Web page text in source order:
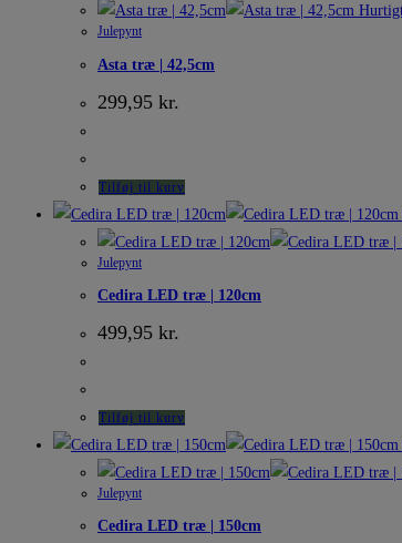
Julepynt
Asta træ | 42,5cm
299,95 kr.
Tilføj til kurv
Julepynt
Cedira LED træ | 120cm
499,95 kr.
Tilføj til kurv
Julepynt
Cedira LED træ | 150cm